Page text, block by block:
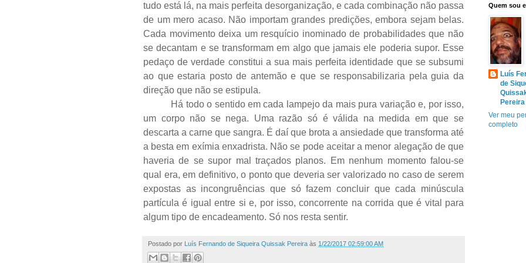
tudo está lá, na mais perfeita desorganização, e cada combinação não passa
de um mero acaso. Não importam grandes predições, embora sejam belas.
Cada movimento deixa um resquício inominado de probabilidades que não
se decantam e se transformam em algo que jamais ele poderia supor. Esse
pedaço de verdade constitui a sua mais perfeita identidade que se subsumi
ao que estaria posto de antemão e que se responsabilizaria pela guia da
direção que não se estipula.
Há todo o sentido em cada lampejo da mais pura variação e, por isso,
um corpo não se nega. Uma razão só é válida na medida em que se
descarta a carne que sangra. É daí que brota a ansiedade que transforma até
a besta em exímia enxadrista. Não se pode aceitar a menor alegação de que
haveria de se supor mal traçados planos. Em nenhum momento falou-se
qual era, em definitivo, o ponto que deveria ser valorizado no caso de serem
expostas as incongruências que só fazem concluir que cada minúscula
partícula é igual entre si e, por isso, concorrente na corrida que é vital para
algum tipo de encadeamento. Só nos resta sentir.
Postado por Luís Fernando de Siqueira Quissak Pereira às 1/22/2017 02:59:00 AM
Quem sou
Luís
de
Pereira
Ver meu
completo